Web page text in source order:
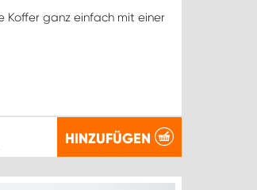
Koffer ganz einfach mit einer
HINZUFÜGEN